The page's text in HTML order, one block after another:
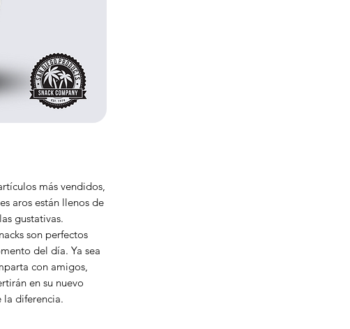
más vendidos,
aros están llenos de
gustativas.
son perfectos
del día. Ya sea
con amigos,
en su nuevo
la diferencia.